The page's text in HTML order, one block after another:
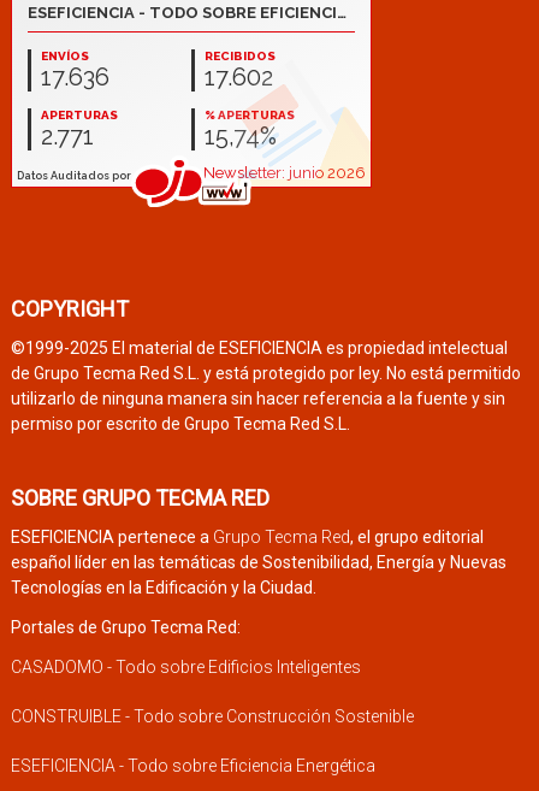
COPYRIGHT
©1999-2025 El material de ESEFICIENCIA es propiedad intelectual
de Grupo Tecma Red S.L. y está protegido por ley. No está permitido
utilizarlo de ninguna manera sin hacer referencia a la fuente y sin
permiso por escrito de Grupo Tecma Red S.L.
SOBRE GRUPO TECMA RED
ESEFICIENCIA pertenece a Grupo Tecma Red, el grupo editorial
español líder en las temáticas de Sostenibilidad, Energía y Nuevas
Tecnologías en la Edificación y la Ciudad.
Portales de Grupo Tecma Red:
CASADOMO - Todo sobre Edificios Inteligentes
CONSTRUIBLE - Todo sobre Construcción Sostenible
ESEFICIENCIA - Todo sobre Eficiencia Energética